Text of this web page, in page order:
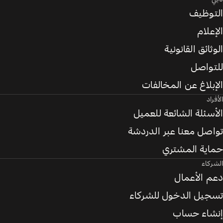
التوظيف
الإعلام
الوثائق القانونية
للتواصل
الإبلاغ عن المخالفات
الأفراد
الأسئلة الشائعة للعميل
تواصل معنا عبر الدردشة
حماية المشتري
الشركاء
دعم الأعمال
تسجيل الدخول للشركاء
إنشاء حساب